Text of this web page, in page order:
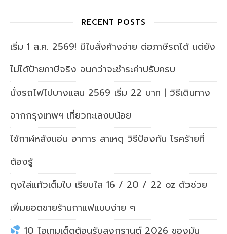
RECENT POSTS
เริ่ม 1 ส.ค. 2569! มีใบสั่งค้างจ่าย ต่อภาษีรถได้ แต่ยัง
ไม่ได้ป้ายภาษีจริง จนกว่าจะชำระค่าปรับครบ
นั่งรถไฟไปบางแสน 2569 เริ่ม 22 บาท | วิธีเดินทาง
จากกรุงเทพฯ เที่ยวทะเลงบน้อย
ไข้กาฬหลังแอ่น อาการ สาเหตุ วิธีป้องกัน โรคร้ายที่
ต้องรู้
ถุงใส่แก้วเต็มใบ เรียบใส 16 / 20 / 22 oz ตัวช่วย
เพิ่มยอดขายร้านกาแฟแบบง่าย ๆ
10 ไอเทมเด็ดต้อนรับสงกรานต์ 2026 ของมัน